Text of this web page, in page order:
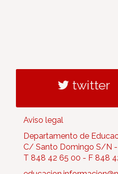
twitter
Aviso legal
Departamento de
C/ Santo Domingo S/N -
T 848 42 65 00 - F 848